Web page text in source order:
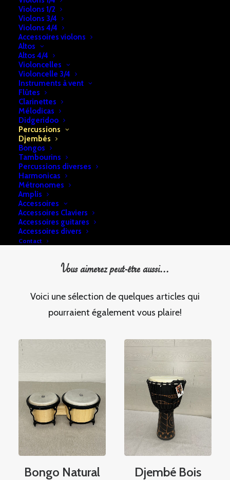
Violons 1/2
Violons 3/4
Violons 4/4
Accessoires violons
Altos
Altos 4/4
Violoncelles
Violoncelle 3/4
Instruments à vent
Flûtes
Clarinettes
Mélodicas
Didgeridoo
Percussions
Djembés
Bongos
Tambourins
Percussions diverses
Harmonicas
Métronomes
Amplis
Accessoires
Accessoires Claviers
Accessoires guitares
Accessoires divers
Contact
quantité
de
Djembé
Bois
UGS:
b2a74e28f7cf43
Catégories:
Djembés
DESCRIPTION
INFOS
Djembé Bois -Tanga PTA 33-35
Vous aimerez peut-être aussi...
Voici une sélection de quelques articles qui
pourraient également vous plaire!
Bongo Natural Djembé Bois